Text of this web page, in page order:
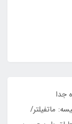
باز گیره جدا
ماتفیلتر/